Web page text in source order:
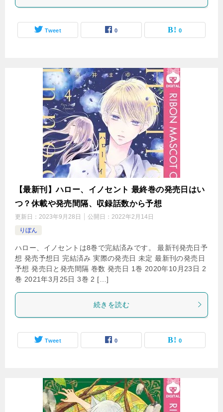
Tweet 0 0
【最新刊】ハロー、イノセント 最終巻の発売日はい
つ？休載や発売間隔、収録話数から予想
更新日： 2023年9月28日 公開日： 2022年2月14日
りぼん
ハロー、イノセントは8巻で完結済みです。 最新刊発売日予
想 発売予想日 完結済み 実際の発売日 未定 最新刊の発売日
予想 発売日と発売間隔 巻数 発売日 1巻 2020年10月23日 2
巻 2021年3月25日 3巻 2 […]
続きを読む
Tweet 0 0